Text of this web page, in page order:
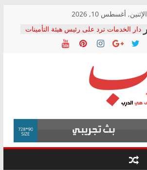
الإثنين, أغسطس 10, 2026
دار الخدمات ترد على رئيس هيئة التأمينات
بعد مؤتمره الصحفي: إنكار الأزمة لا ينهي
معاناة أصحاب المعاشات.. ونطالب بكشف
فرحات سليمان يكتب: القطاع الصحي إلى
أين؟
حزب التحالف الشعبي يطلق لجنة “الحق
في الصحة” بالإسكندرية لرصد الانتهاكات
ودعم المرضى
الوزاري لمدينة الصحفيين.. وانتهاء أعمال
إنشاء المبنى الإداري
المجلس القومي لحقوق الإنسان يعلن
متابعة قضية الدكتور محمد زهران.. ويؤكد:
قرينة البراءة وضمانات المحاكمة العادلة